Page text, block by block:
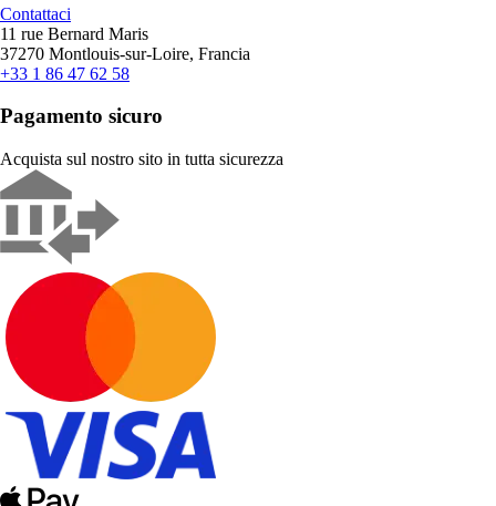
Contattaci
11 rue Bernard Maris
37270 Montlouis-sur-Loire, Francia
+33 1 86 47 62 58
Pagamento sicuro
Acquista sul nostro sito in tutta sicurezza